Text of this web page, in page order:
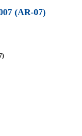
(AR-07)